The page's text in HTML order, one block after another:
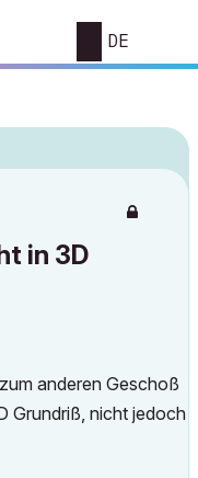
DE
in 3D
anderen Geschoß
Grundriß, nicht jedoch